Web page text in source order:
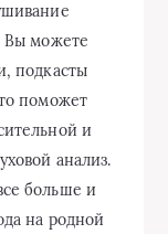
Вы можете
подкасты
поможет
и
анализ.
больше и
на родной